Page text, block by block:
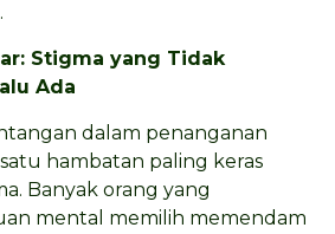
Stigma yang Tidak
Ada
dalam penanganan
hambatan paling keras
Banyak orang yang
mental memilih memendam